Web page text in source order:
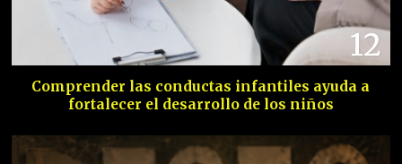
12
Comprender las conductas infantiles ayuda a
fortalecer el desarrollo de los niños